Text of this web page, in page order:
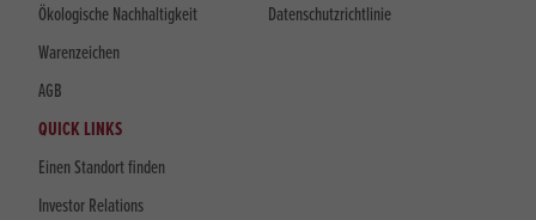
Ökologische Nachhaltigkeit
Warenzeichen
AGB
Datenschutzrichtlinie
QUICK LINKS
Einen Standort finden
Investor Relations